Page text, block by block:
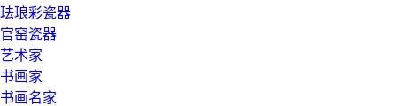
珐琅彩瓷器
官窑瓷器
艺术家
书画家
书画名家